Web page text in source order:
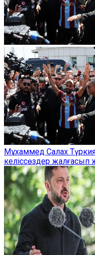
Мұхаммед Салах
келіссөздер жалғасып